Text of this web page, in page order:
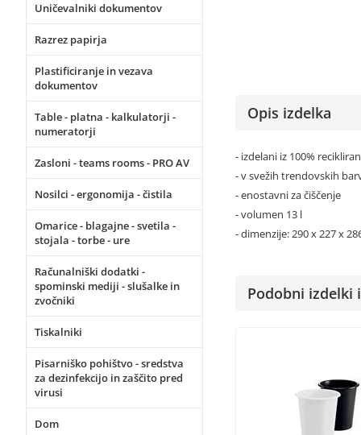
Uničevalniki dokumentov
Razrez papirja
Plastificiranje in vezava
dokumentov
Table - platna - kalkulatorji -
numeratorji
Zasloni - teams rooms - PRO AV
Nosilci - ergonomija - čistila
Omarice - blagajne - svetila -
stojala - torbe - ure
Računalniški dodatki -
spominski mediji - slušalke in
zvočniki
Tiskalniki
Pisarniško pohištvo - sredstva
za dezinfekcijo in zaščito pred
virusi
Dom
Opis izdelka
- izdelani iz 100%
- v svežih trendovskih
- enostavni za čiščenje
- volumen 13 l
- dimenzije: 290 x 227 x
Podobni izdelki